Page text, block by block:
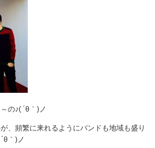
の♪( ´θ｀)ノ
、頻繁に来れるようにバンドも地域も盛り
｀)ノ